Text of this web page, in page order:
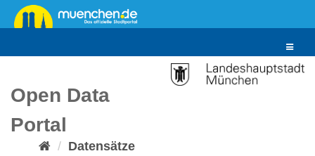
Überspringen
zum
Toggle
Open Data
Portal
Datensätze